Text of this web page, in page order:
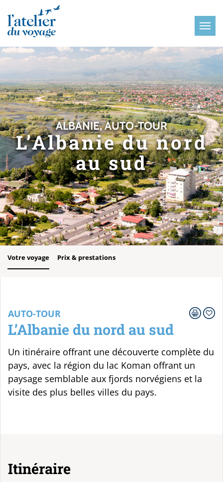
ALBANIE, AUTO-TOUR
L’Albanie du nord
au sud
Votre voyage Prix & prestations
AUTO-TOUR
L’Albanie du nord au sud
Un itinéraire offrant une découverte complète du
pays, avec la région du lac Koman offrant un
paysage semblable aux fjords norvégiens et la
visite des plus belles villes du pays.
Itinéraire
Panneau de gestion des cookies